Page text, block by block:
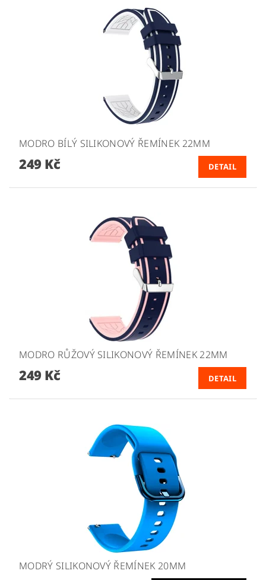
MODRO BÍLÝ SILIKONOVÝ ŘEMÍNEK 22MM
249 Kč DETAIL
MODRO RŮŽOVÝ SILIKONOVÝ ŘEMÍNEK 22MM
249 Kč DETAIL
MODRÝ SILIKONOVÝ ŘEMÍNEK 20MM